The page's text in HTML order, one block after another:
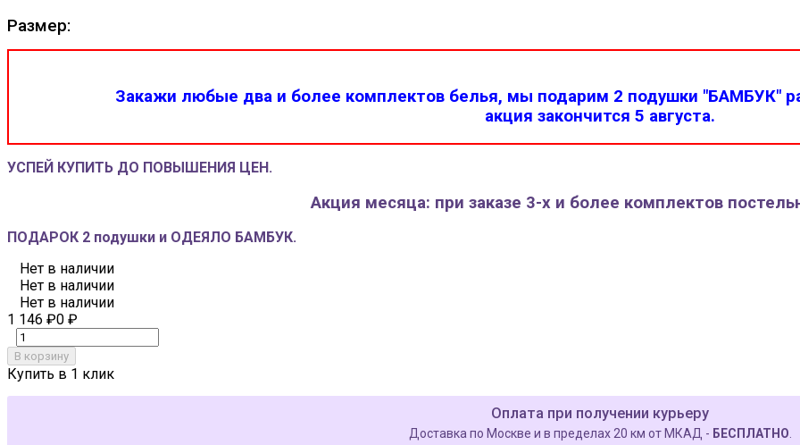
Размер:
Закажи любые два и более комплектов белья, мы подарим 2 подушки "БАМБУК"
акция закончится 5 августа.
УСПЕЙ КУПИТЬ ДО ПОВЫШЕНИЯ ЦЕН.
Акция месяца: при заказе 3-х и более комплектов
ПОДАРОК 2 подушки и ОДЕЯЛО БАМБУК.
Нет в наличии
Нет в наличии
Нет в наличии
1 146 ₽0 ₽
В корзину
Купить в 1 клик
Оплата при получении курьеру
Доставка по Москве и в пределах 20 км от МКАД - БЕСПЛАТНО.